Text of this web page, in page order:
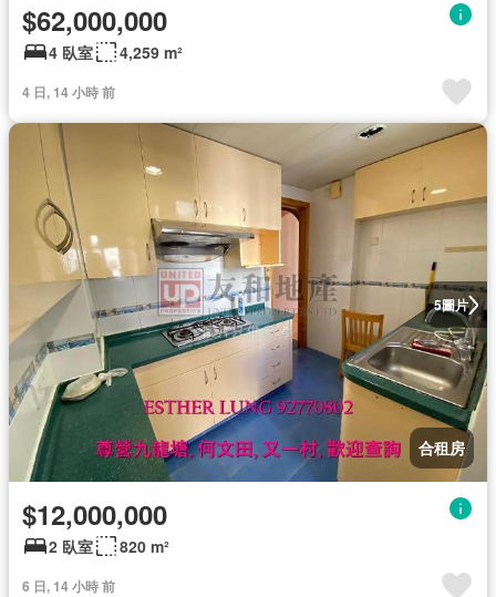
$62,000,000
4 臥室 4,259 m²
4 日, 14 小時 前
5圖片
合租房
$12,000,000
2 臥室 820 m²
6 日, 14 小時 前